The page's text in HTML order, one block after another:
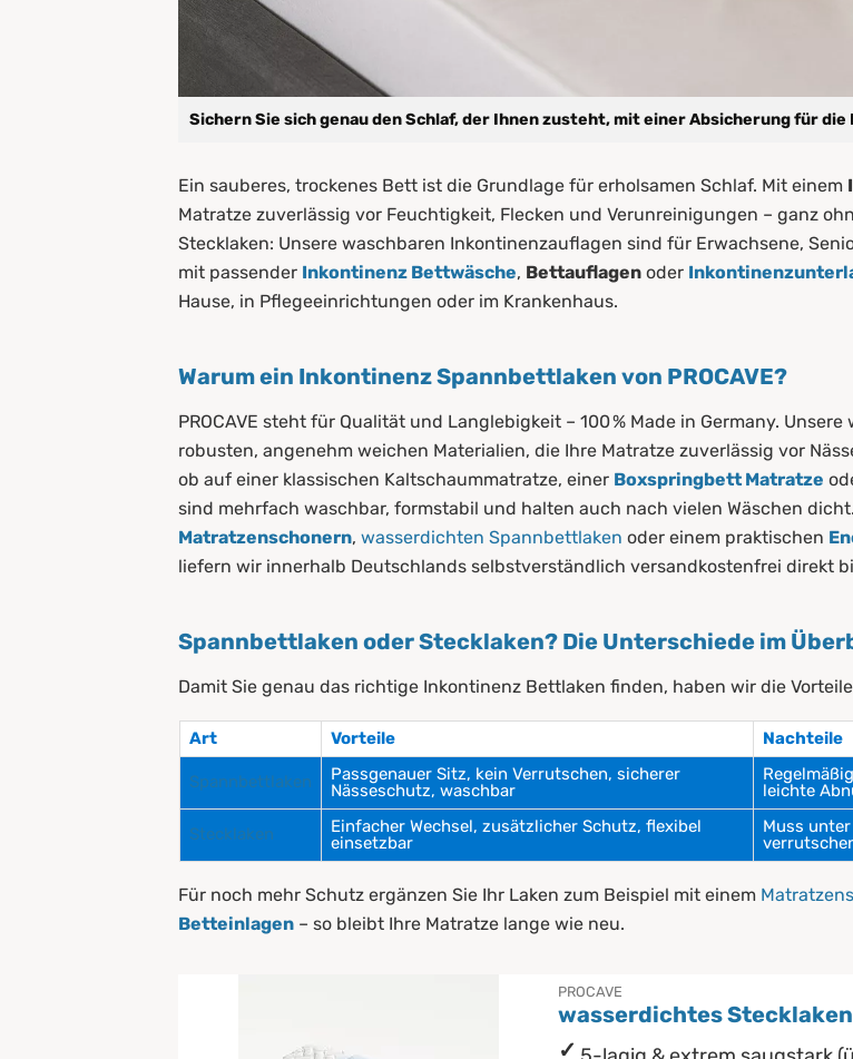
Sichern Sie sich genau den Schlaf, der Ihnen zusteht, mit einer Absicherung für die
Ein sauberes, trockenes Bett ist die Grundlage für erholsamen Schlaf. Mit einem
Matratze zuverlässig vor Feuchtigkeit, Flecken und Verunreinigungen – ganz
Stecklaken: Unsere waschbaren Inkontinenzauflagen sind für Erwachsene,
mit passender Inkontinenz Bettwäsche, Bettauflagen oder
Hause, in Pflegeeinrichtungen oder im Krankenhaus.
Warum ein Inkontinenz Spannbettlaken von PROCAVE?
PROCAVE steht für Qualität und Langlebigkeit – 100 % Made in Germany.
robusten, angenehm weichen Materialien, die Ihre Matratze zuverlässig vor
ob auf einer klassischen Kaltschaummatratze, einer Boxspringbett Matratze
sind mehrfach waschbar, formstabil und halten auch nach vielen Wäschen
Matratzenschonern, wasserdichten Spannbettlaken oder einem praktischen
liefern wir innerhalb Deutschlands selbstverständlich versandkostenfrei direkt
Spannbettlaken oder Stecklaken? Die Unterschiede im
Damit Sie genau das richtige Inkontinenz Bettlaken finden, haben wir die
Art Vorteile Nachteile
Spannbettlaken
Passgenauer Sitz, kein Verrutschen, sicherer
Nässeschutz, waschbar
leichte
Stecklaken
Einfacher Wechsel, zusätzlicher Schutz, flexibel
einsetzbar
Muss
Für noch mehr Schutz ergänzen Sie Ihr Laken zum Beispiel mit einem
Betteinlagen – so bleibt Ihre Matratze lange wie neu.
PROCAVE
wasserdichtes